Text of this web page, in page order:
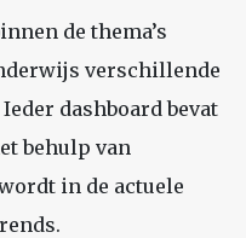
de thema’s
verschillende
dashboard bevat
behulp van
in de actuele